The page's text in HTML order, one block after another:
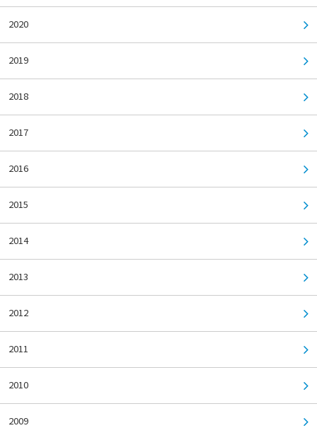
2020
2019
2018
2017
2016
2015
2014
2013
2012
2011
2010
2009